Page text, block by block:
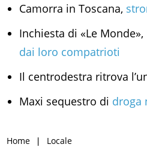
Camorra in Toscana,
Inchiesta di «Le Monde»,
dai loro compatrioti
Il centrodestra ritrova
Maxi sequestro di droga
Home Locale